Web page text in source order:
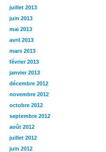
juillet 2013
juin 2013
mai 2013
avril 2013
mars 2013
février 2013
janvier 2013
décembre 2012
novembre 2012
octobre 2012
septembre 2012
août 2012
juillet 2012
juin 2012